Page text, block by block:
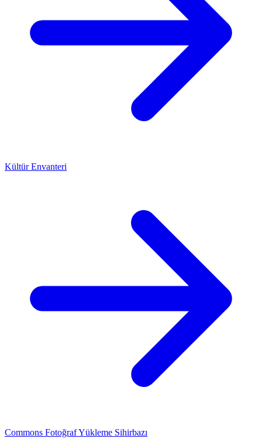
Kültür Envanteri
Commons Fotoğraf Yükleme Sihirbazı